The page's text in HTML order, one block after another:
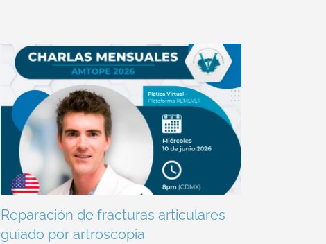
Reparación de fracturas articulares
guiado por artroscopia